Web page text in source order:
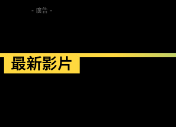
- 廣告 -
最新影片